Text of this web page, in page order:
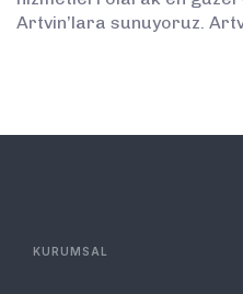
Artvin’lara sunuyoruz.
KURUMSAL